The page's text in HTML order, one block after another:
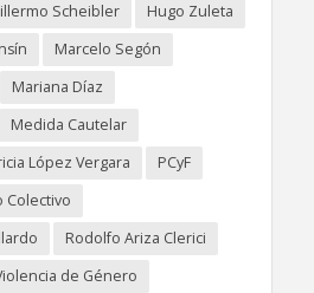
Scheibler
Hugo Zuleta
Marcelo Segón
Mariana Díaz
Medida Cautelar
López Vergara
PCyF
Colectivo
Rodolfo Ariza Clerici
de Género